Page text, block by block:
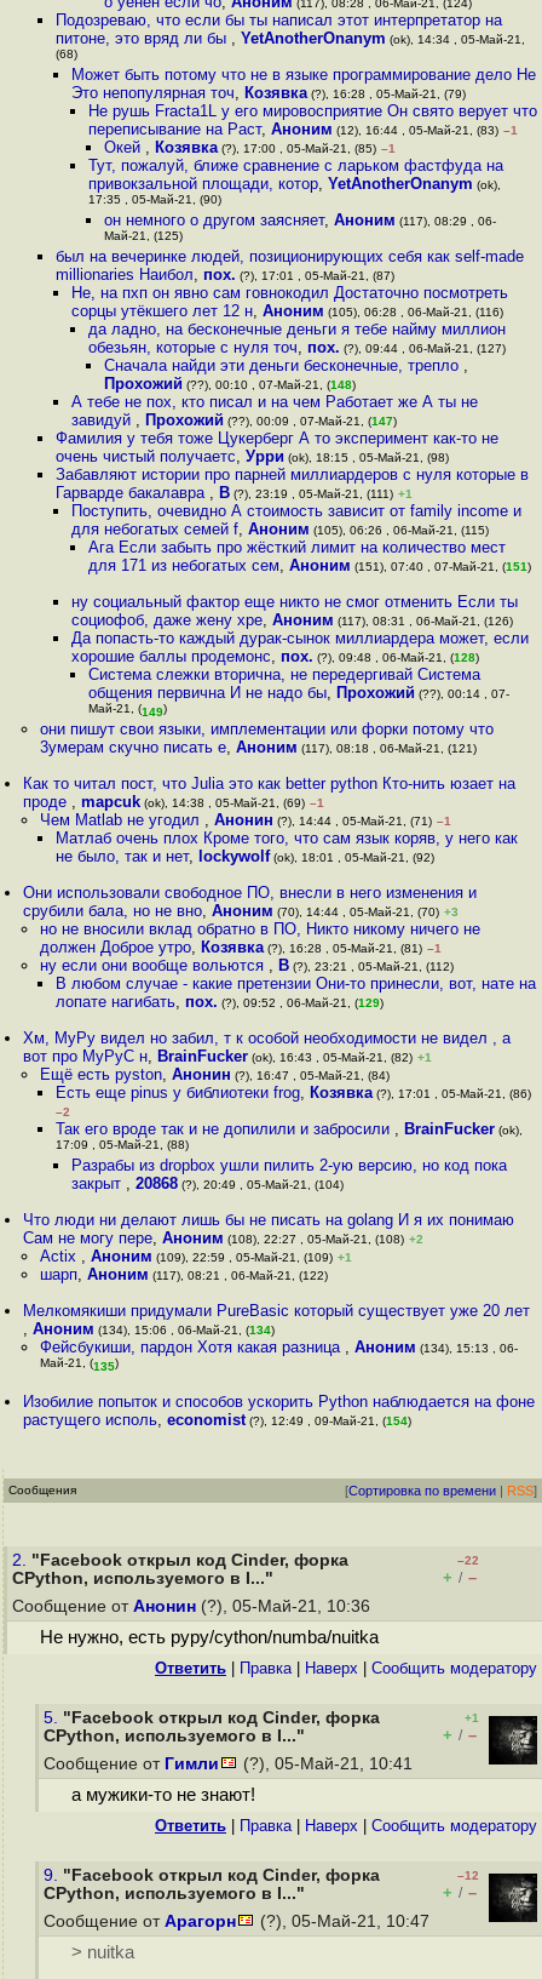
(117), 08:28 , 06-Май-21, (124)
Подозреваю, что если бы ты написал этот интерпретатор на
питоне, это вряд ли бы , YetAnotherOnanym (ok), 14:34 , 05-Май-21,
(68)
Может быть потому что не в языке программирование дело Не
Это непопулярная точ, Козявка (?), 16:28 , 05-Май-21, (79)
Не рушь Fracta1L у его мировосприятие Он свято верует что
переписывание на Раст, Аноним (12), 16:44 , 05-Май-21, (83) –1
Окей , Козявка(?), 17:00 , 05-Май-21, (85) –1
Тут, пожалуй, ближе сравнение с ларьком фастфуда на
привокзальной площади, котор, YetAnotherOnanym (ok),
17:35 , 05-Май-21, (90)
он немного о другом заясняет, Аноним (117), 08:29 , 06-
Май-21, (125)
был на вечеринке людей, позиционирующих себя как self-made
millionaries Наибол, пох. (?), 17:01 , 05-Май-21, (87)
Не, на пхп он явно сам говнокодил Достаточно посмотреть
сорцы утёкшего лет 12 н,Аноним (105), 06:28 , 06-Май-21, (116)
да ладно, на бесконечные деньги я тебе найму миллион
обезьян, которые с нуля точ, пох. (?), 09:44 , 06-Май-21, (127)
Сначала найди эти деньги бесконечные, трепло ,
Прохожий (??), 00:10 , 07-Май-21, (148)
А тебе не пох, кто писал и на чем Работает же А ты не
завидуй , Прохожий (??), 00:09 , 07-Май-21, (147)
Фамилия у тебя тоже Цукерберг А то эксперимент как-то не
очень чистый получаетс, Урри (ok), 18:15 , 05-Май-21, (98)
Забавляют истории про парней миллиардеров с нуля которые в
Гарварде бакалавра , B(?), 23:19 , 05-Май-21, (111) +1
Поступить, очевидно А стоимость зависит от family income и
для небогатых семей f,Аноним (105), 06:26 , 06-Май-21, (115)
Ага Если забыть про жёсткий лимит на количество мест
для 171 из небогатых сем, Аноним (151), 07:40 , 07-Май-21, (151)
ну социальный фактор еще никто не смог отменить Если ты
социофоб, даже жену хре,Аноним (117), 08:31 , 06-Май-21, (126)
Да попасть-то каждый дурак-сынок миллиардера может, если
хорошие баллы продемонс, пох. (?), 09:48 , 06-Май-21, (128)
Система слежки вторична, не передергивай Система
общения первична И не надо бы, Прохожий (??), 00:14 , 07-
Май-21, (149)
они пишут свои языки, имплементации или форки потому что
3умерам скучно писать е, Аноним (117), 08:18 , 06-Май-21, (121)
Как то читал пост, что Julia это как better python Кто-нить юзает на
проде ,mapcuk (ok), 14:38 , 05-Май-21, (69) –1
Чем Matlab не угодил , Анонин (?), 14:44 , 05-Май-21, (71) –1
Матлаб очень плох Кроме того, что сам язык коряв, у него как
не было, так и нет, lockywolf(ok), 18:01 , 05-Май-21, (92)
Они использовали свободное ПО, внесли в него изменения и
срубили бала, но не вно,Аноним (70), 14:44 , 05-Май-21, (70) +3
но не вносили вклад обратно в ПО, Никто никому ничего не
должен Доброе утро, Козявка(?), 16:28 , 05-Май-21, (81) –1
ну если они вообще вольются , B(?), 23:21 , 05-Май-21, (112)
В любом случае - какие претензии Они-то принесли, вот, нате на
лопате нагибать, пох. (?), 09:52 , 06-Май-21, (129)
Хм, MyPy видел но забил, т к особой необходимости не видел , а
вот про MyPyC н, BrainFucker (ok), 16:43 , 05-Май-21, (82) +1
Ещё есть pyston, Анонин (?), 16:47 , 05-Май-21, (84)
Есть еще pinus у библиотеки frog, Козявка(?), 17:01 , 05-Май-21, (86)
–2
Так его вроде так и не допилили и забросили , BrainFucker(ok),
17:09 , 05-Май-21, (88)
Разрабы из dropbox ушли пилить 2-ую версию, но код пока
закрыт ,20868 (?), 20:49 , 05-Май-21, (104)
Что люди ни делают лишь бы не писать на golang И я их понимаю
Сам не могу пере,Аноним (108), 22:27 , 05-Май-21, (108) +2
Actix , Аноним (109), 22:59 , 05-Май-21, (109) +1
шарп, Аноним (117), 08:21 , 06-Май-21, (122)
Мелкомякиши придумали PureBasic который существует уже 20 лет
,Аноним (134), 15:06 , 06-Май-21, (134)
Фейсбукиши, пардон Хотя какая разница , Аноним (134), 15:13 , 06-
Май-21, (135)
Изобилие попыток и способов ускорить Python наблюдается на фоне
растущего исполь,economist (?), 12:49 , 09-Май-21, (154)
Сообщения [Сортировка по времени | RSS]
2. "Facebook открыл код Cinder, форка
CPython, используемого в I..."
–22
+ / –
Сообщение от Анонин (?), 05-Май-21, 10:36
Не нужно, есть pypy/cython/numba/nuitka
Ответить Правка| Наверх Cообщить модератору
5. "Facebook открыл код Cinder, форка
CPython, используемого в I..."
+1
+ / –
Сообщение от Гимли (?), 05-Май-21, 10:41
а мужики-то не знают!
Ответить Правка| Наверх Cообщить модератору
9. "Facebook открыл код Cinder, форка
CPython, используемого в I..."
–12
+ / –
Сообщение от Арагорн (?), 05-Май-21, 10:47
> nuitka